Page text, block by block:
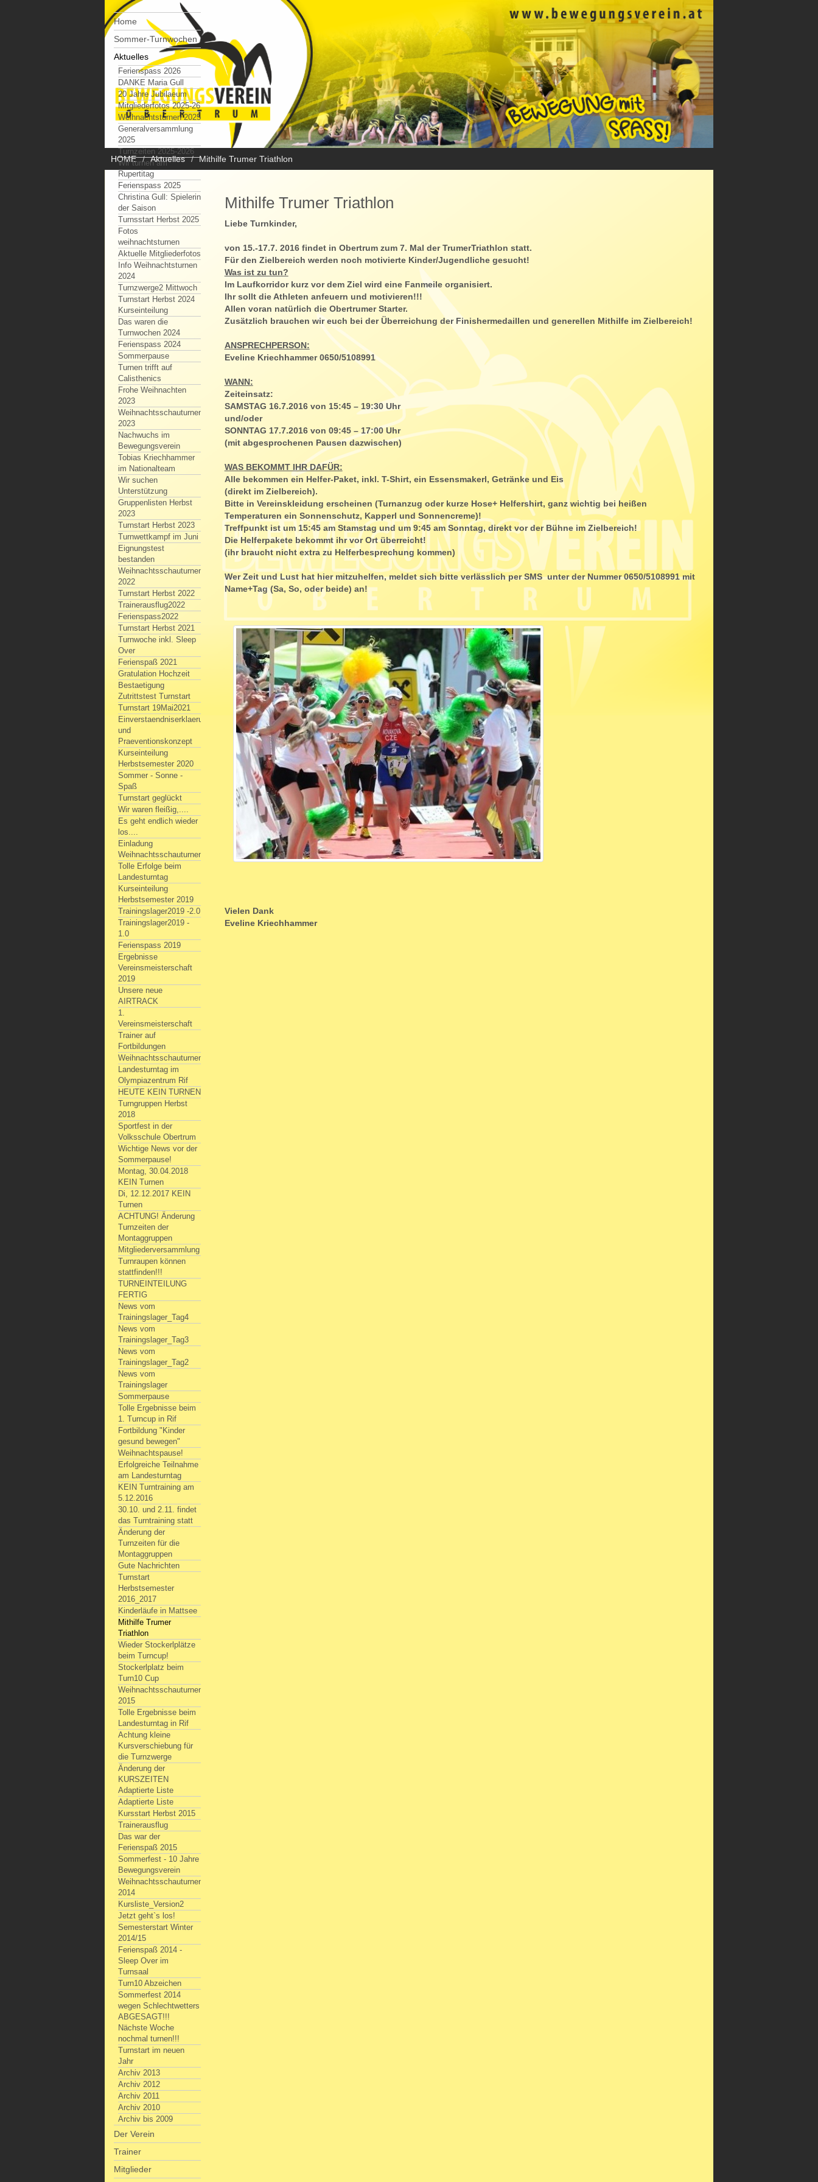
HOME Aktuelles Mithilfe Trumer Triathlon
Home
Sommer-Turnwochen
Aktuelles
Ferienspass 2026
DANKE Maria Gull
20 Jahre Jubilaeum
Mitgliederfotos 2025-26
Weihnachtsturnen 2025
Generalversammlung
2025
Turnzeiten 2025-2026
Wir turnen am
Rupertitag
Ferienspass 2025
Christina Gull: Spielerin
der Saison
Turnsstart Herbst 2025
Fotos
weihnachtsturnen
Aktuelle Mitgliederfotos
Info Weihnachtsturnen
2024
Turnzwerge2 Mittwoch
Turnstart Herbst 2024
Kurseinteilung
Das waren die
Turnwochen 2024
Ferienspass 2024
Sommerpause
Turnen trifft auf
Calisthenics
Frohe Weihnachten
2023
Weihnachtsschauturnen
2023
Nachwuchs im
Bewegungsverein
Tobias Kriechhammer
im Nationalteam
Wir suchen
Unterstützung
Gruppenlisten Herbst
2023
Turnstart Herbst 2023
Turnwettkampf im Juni
Eignungstest
bestanden
Weihnachtsschauturnen
2022
Turnstart Herbst 2022
Trainerausflug2022
Ferienspass2022
Turnstart Herbst 2021
Turnwoche inkl. Sleep
Over
Ferienspaß 2021
Gratulation Hochzeit
Bestaetigung
Zutrittstest Turnstart
Turnstart 19Mai2021
Einverstaendniserklaerung
und
Praeventionskonzept
Kurseinteilung
Herbstsemester 2020
Sommer - Sonne -
Spaß
Turnstart geglückt
Wir waren fleißig,....
Es geht endlich wieder
los....
Einladung
Weihnachtsschauturnen
Tolle Erfolge beim
Landesturntag
Kurseinteilung
Herbstsemester 2019
Trainingslager2019 -2.0
Trainingslager2019 -
1.0
Ferienspass 2019
Ergebnisse
Vereinsmeisterschaft
2019
Unsere neue
AIRTRACK
1.
Vereinsmeisterschaft
Trainer auf
Fortbildungen
Weihnachtsschauturnen
Landesturntag im
Olympiazentrum Rif
HEUTE KEIN TURNEN
Turngruppen Herbst
2018
Sportfest in der
Volksschule Obertrum
Wichtige News vor der
Sommerpause!
Montag, 30.04.2018
KEIN Turnen
Di, 12.12.2017 KEIN
Turnen
ACHTUNG! Änderung
Turnzeiten der
Montaggruppen
Mitgliederversammlung
Turnraupen können
stattfinden!!!
TURNEINTEILUNG
FERTIG
News vom
Trainingslager_Tag4
News vom
Trainingslager_Tag3
News vom
Trainingslager_Tag2
News vom
Trainingslager
Sommerpause
Tolle Ergebnisse beim
1. Turncup in Rif
Fortbildung "Kinder
gesund bewegen"
Weihnachtspause!
Erfolgreiche Teilnahme
am Landesturntag
KEIN Turntraining am
5.12.2016
30.10. und 2.11. findet
das Turntraining statt
Änderung der
Turnzeiten für die
Montaggruppen
Gute Nachrichten
Turnstart
Herbstsemester
2016_2017
Kinderläufe in Mattsee
Mithilfe Trumer
Triathlon
Wieder Stockerlplätze
beim Turncup!
Stockerlplatz beim
Turn10 Cup
Weihnachtsschauturnen
2015
Tolle Ergebnisse beim
Landesturntag in Rif
Achtung kleine
Kursverschiebung für
die Turnzwerge
Änderung der
KURSZEITEN
Adaptierte Liste
Adaptierte Liste
Kursstart Herbst 2015
Trainerausflug
Das war der
Ferienspaß 2015
Sommerfest - 10 Jahre
Bewegungsverein
Weihnachtsschauturnen
2014
Kursliste_Version2
Jetzt geht`s los!
Semesterstart Winter
2014/15
Ferienspaß 2014 -
Sleep Over im
Turnsaal
Turn10 Abzeichen
Sommerfest 2014
wegen Schlechtwetters
ABGESAGT!!!
Nächste Woche
nochmal turnen!!!
Turnstart im neuen
Jahr
Archiv 2013
Archiv 2012
Archiv 2011
Archiv 2010
Archiv bis 2009
Der Verein
Trainer
Mitglieder
Mithilfe Trumer Triathlon
Liebe Turnkinder,
von 15.-17.7. 2016 findet in Obertrum zum 7. Mal der TrumerTriathlon statt.
Für den Zielbereich werden noch motivierte Kinder/Jugendliche gesucht!
Was ist zu tun?
Im Laufkorridor kurz vor dem Ziel wird eine Fanmeile organisiert.
Ihr sollt die Athleten anfeuern und motivieren!!!
Allen voran natürlich die Obertrumer Starter.
Zusätzlich brauchen wir euch bei der Überreichung der Finishermedaillen und generellen Mithilfe im Zielbereich!
ANSPRECHPERSON:
Eveline Kriechhammer 0650/5108991
WANN:
Zeiteinsatz:
SAMSTAG 16.7.2016 von 15:45 – 19:30 Uhr
und/oder
SONNTAG 17.7.2016 von 09:45 – 17:00 Uhr
(mit abgesprochenen Pausen dazwischen)
WAS BEKOMMT IHR DAFÜR:
Alle bekommen ein Helfer-Paket, inkl. T-Shirt, ein Essensmakerl, Getränke und Eis
(direkt im Zielbereich).
Bitte in Vereinskleidung erscheinen (Turnanzug oder kurze Hose+ Helfershirt, ganz wichtig bei heißen
Temperaturen ein Sonnenschutz, Kapperl und Sonnencreme)!
Treffpunkt ist um 15:45 am Stamstag und um 9:45 am Sonntag, direkt vor der Bühne im Zielbereich!
Die Helferpakete bekommt ihr vor Ort überreicht!
(ihr braucht nicht extra zu Helferbesprechung kommen)
Wer Zeit und Lust hat hier mitzuhelfen, meldet sich bitte verlässlich per SMS unter der Nummer 0650/5108991 mit
Name+Tag (Sa, So, oder beide) an!
Vielen Dank
Eveline Kriechhammer